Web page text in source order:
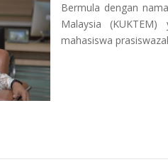
Bermula dengan
Malaysia
mahasiswa